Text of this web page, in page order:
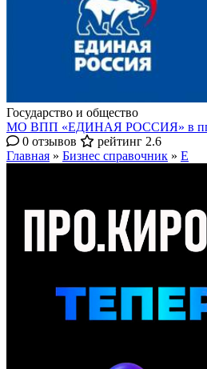
Государство и общество
МО ВПП «ЕДИНАЯ РОССИЯ» в
0 отзывов
рейтинг 2.6
Главная » Бизнес справочник » Е